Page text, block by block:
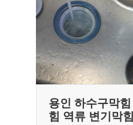
용인 하수구막
힘 역류 변기막